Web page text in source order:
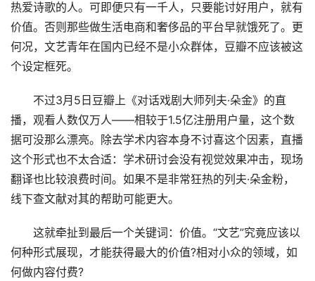
热爱诗歌的人。可即便只有一千人，只要能讨好用户，就有
价值。否则那些做生活电商和奢侈品的平台早就饿死了。更
何况，文艺青年在国内已经不是小众群体，豆瓣不应该被这
个设定框死。
不过3月5日豆瓣上《对话戏剧大师列夫·朵金》的直
播，观看人数仅万人——相较于1.5亿注册用户量，这个数
据可没那么漂亮。除去学术内容本身不讨喜这个因素，直播
这个形式也不太合适：学术研讨会没有视觉效果冲击，现场
翻译也比较浪费时间。如果不是非常狂热的列夫·朵金粉，
线下查文献对其的帮助可能更大。
这就牵扯到最后一个关键词：价值。“文艺”究竟应该以
何种形式展现，才能获得最大的价值?相对小众的领域，如
何做内容付费?